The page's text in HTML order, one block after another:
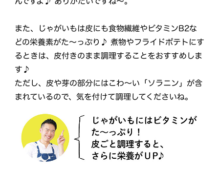
また、じゃがいもは皮にも食物繊維やビタミンB2な
どの栄養素がた～っぷり♪ 煮物やフライドポテトにす
るときは、皮付きのまま調理することをおすすめしま
す♪
ただし、皮や芽の部分にはこわ～い「ソラニン」が含
まれているので、気を付けて調理してくださいね。